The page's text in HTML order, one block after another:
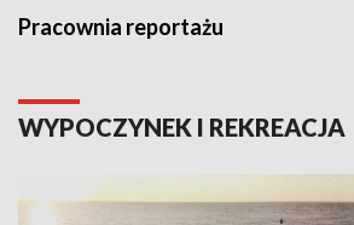
Pracownia reportażu
WYPOCZYNEK I REKREACJA